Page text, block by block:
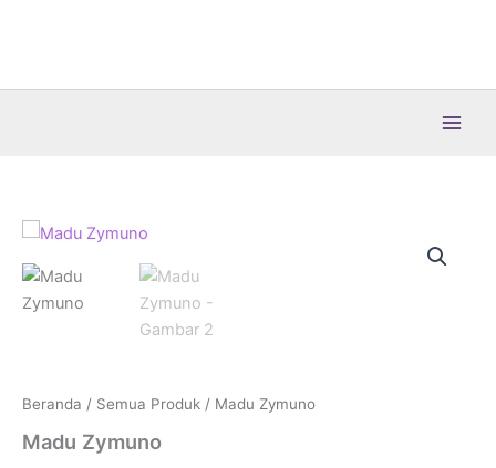
Beranda / Semua Produk / Madu Zymuno
Madu Zymuno